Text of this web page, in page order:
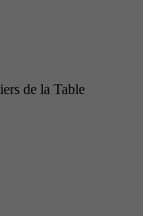
de la Table